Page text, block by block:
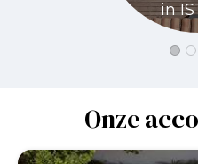
in
Onze